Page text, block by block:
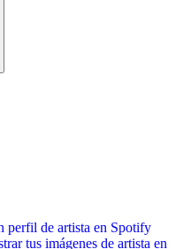
perfil de artista en Spotify
tus imágenes de artista en